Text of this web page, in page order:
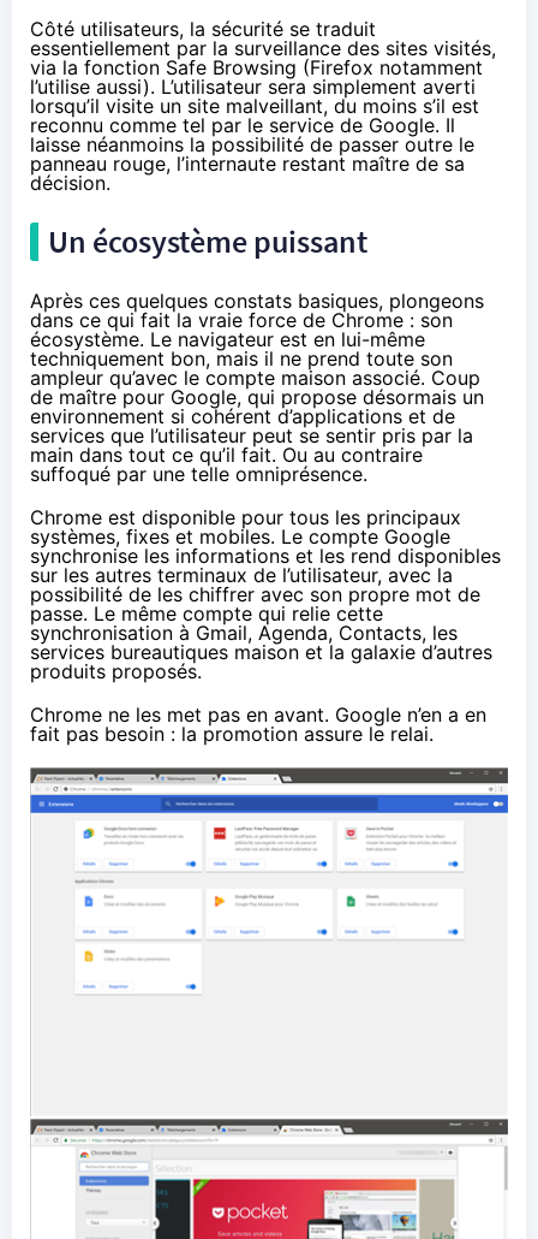
Côté utilisateurs, la sécurité se traduit
essentiellement par la surveillance des sites visités,
via la fonction Safe Browsing (Firefox notamment
l’utilise aussi). L’utilisateur sera simplement averti
lorsqu’il visite un site malveillant, du moins s’il est
reconnu comme tel par le service de Google. Il
laisse néanmoins la possibilité de passer outre le
panneau rouge, l’internaute restant maître de sa
décision.
Un écosystème puissant
Après ces quelques constats basiques, plongeons
dans ce qui fait la vraie force de Chrome : son
écosystème. Le navigateur est en lui-même
techniquement bon, mais il ne prend toute son
ampleur qu’avec le compte maison associé. Coup
de maître pour Google, qui propose désormais un
environnement si cohérent d’applications et de
services que l’utilisateur peut se sentir pris par la
main dans tout ce qu’il fait. Ou au contraire
suffoqué par une telle omniprésence.
Chrome est disponible pour tous les principaux
systèmes, fixes et mobiles. Le compte Google
synchronise les informations et les rend disponibles
sur les autres terminaux de l’utilisateur, avec la
possibilité de les chiffrer avec son propre mot de
passe. Le même compte qui relie cette
synchronisation à Gmail, Agenda, Contacts, les
services bureautiques maison et la galaxie d’autres
produits proposés.
Chrome ne les met pas en avant. Google n’en a en
fait pas besoin : la promotion assure le relai.